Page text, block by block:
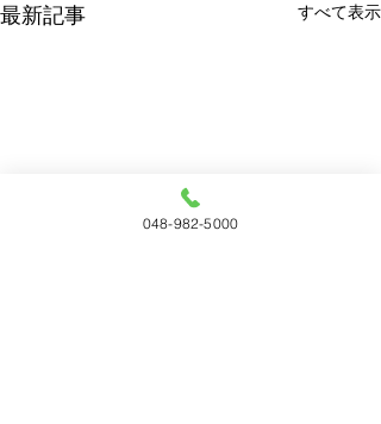
最新記事 すべて表示
048-982-5000